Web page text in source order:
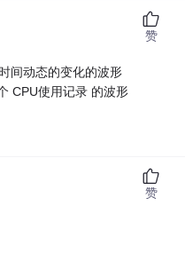
间动态的变化的波形
CPU使用记录 的波形
赞
赞